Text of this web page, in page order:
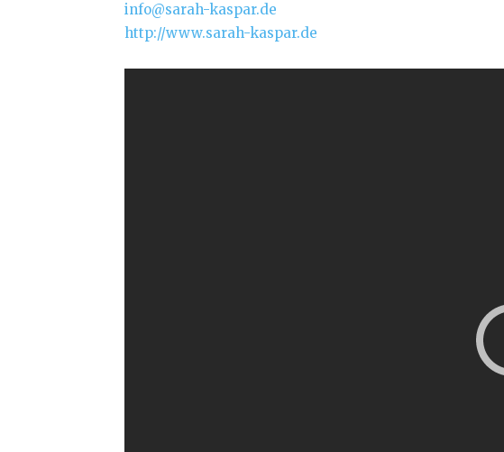
info@sarah-kaspar.de
http://www.sarah-kaspar.de